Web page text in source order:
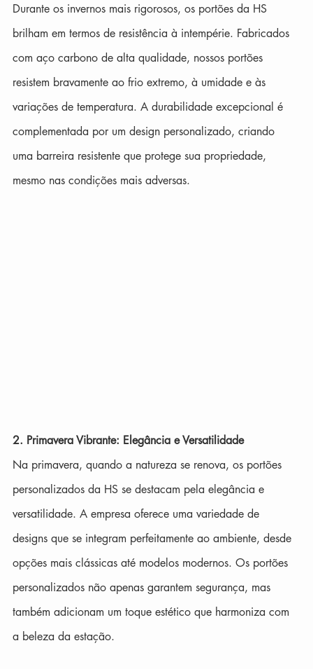
Durante os invernos mais rigorosos, os portões da HS
brilham em termos de resistência à intempérie. Fabricados
com aço carbono de alta qualidade, nossos portões
resistem bravamente ao frio extremo, à umidade e às
variações de temperatura. A durabilidade excepcional é
complementada por um design personalizado, criando
uma barreira resistente que protege sua propriedade,
mesmo nas condições mais adversas.
2. Primavera Vibrante: Elegância e Versatilidade
Na primavera, quando a natureza se renova, os portões
personalizados da HS se destacam pela elegância e
versatilidade. A empresa oferece uma variedade de
designs que se integram perfeitamente ao ambiente, desde
opções mais clássicas até modelos modernos. Os portões
personalizados não apenas garantem segurança, mas
também adicionam um toque estético que harmoniza com
a beleza da estação.